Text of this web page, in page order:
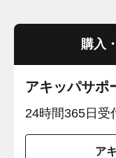
購入
アキッパサポ
24時間365日受
ア